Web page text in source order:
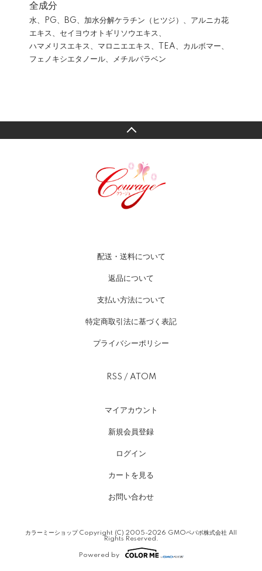
全成分
水、PG、BG、加水分解ケラチン（ヒツジ）、アルニカ花
エキス、セイヨウオトギリソウエキス、
ハマメリスエキス、マロニエエキス、TEA、カルボマー、
フェノキシエタノール、メチルパラベン
配送・送料について
返品について
支払い方法について
特定商取引法に基づく表記
プライバシーポリシー
RSS / ATOM
マイアカウント
新規会員登録
ログイン
カートを見る
お問い合わせ
カラーミーショップCopyright (C) 2005-2026 GMOペパボ株式会社 All
Rights Reserved.
Powered by